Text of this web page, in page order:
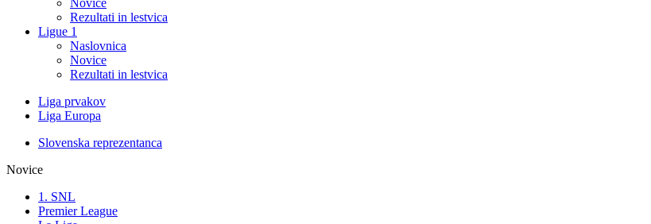
Rezultati in lestvica
Ligue 1
Naslovnica
Novice
Rezultati in lestvica
Liga prvakov
Liga Europa
Slovenska reprezentanca
Novice
1. SNL
Premier League